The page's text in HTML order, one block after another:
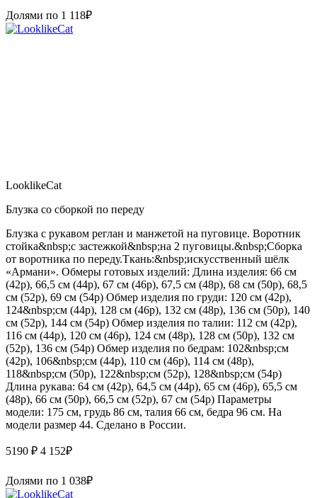
Долями по 1 118₽
LooklikeCat
Блузка со сборкой по переду
Блузка с рукавом реглан и манжетой на пуговице. Воротник
стойка&nbsp;с застежкой&nbsp;на 2 пуговицы.&nbsp;Сборка
от воротника по переду.Ткань:&nbsp;искусственный шёлк
«Армани». Обмеры готовых изделий: Длина изделия: 66 см
(42р), 66,5 см (44р), 67 см (46р), 67,5 см (48р), 68 см (50р), 68,5
см (52р), 69 см (54р) Обмер изделия по груди: 120 см (42р),
124&nbsp;см (44р), 128 см (46р), 132 см (48р), 136 см (50р), 140
см (52р), 144 см (54р) Обмер изделия по талии: 112 см (42р),
116 см (44р), 120 см (46р), 124 см (48р), 128 см (50р), 132 см
(52р), 136 см (54р) Обмер изделия по бедрам: 102&nbsp;см
(42р), 106&nbsp;см (44р), 110 см (46р), 114 см (48р),
118&nbsp;см (50р), 122&nbsp;см (52р), 128&nbsp;см (54р)
Длина рукава: 64 см (42р), 64,5 см (44р), 65 см (46р), 65,5 см
(48р), 66 см (50р), 66,5 см (52р), 67 см (54р) Параметры
модели: 175 см, грудь 86 см, талия 66 см, бедра 96 см. На
модели размер 44. Сделано в России.
5190 ₽ 4 152₽
Долями по 1 038₽